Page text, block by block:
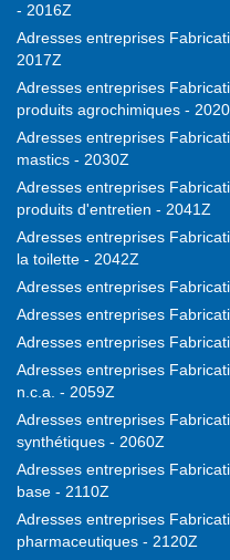
- 2016Z
Adresses entreprises
2017Z
Adresses entreprises
produits agrochimiques -
Adresses entreprises
mastics - 2030Z
Adresses entreprises
produits d'entretien - 2041Z
Adresses entreprises
la toilette - 2042Z
Adresses entreprises
Adresses entreprises
Adresses entreprises
Adresses entreprises
n.c.a. - 2059Z
Adresses entreprises
synthétiques - 2060Z
Adresses entreprises
base - 2110Z
Adresses entreprises
pharmaceutiques - 2120Z